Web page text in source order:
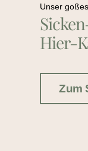
Unser
Hier-
Zum